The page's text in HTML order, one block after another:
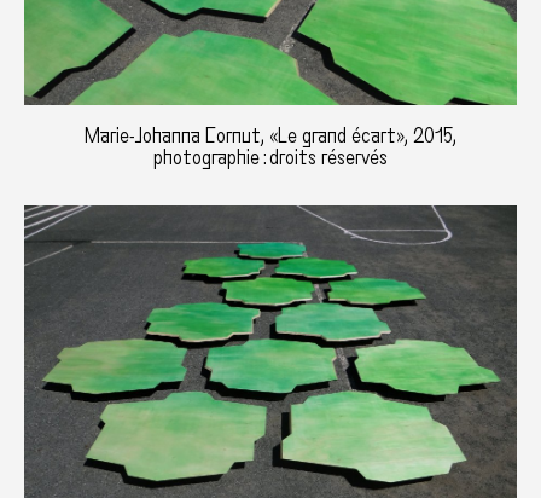
Marie-Johanna Cornut, «Le grand écart», 2015,
photographie : droits réservés